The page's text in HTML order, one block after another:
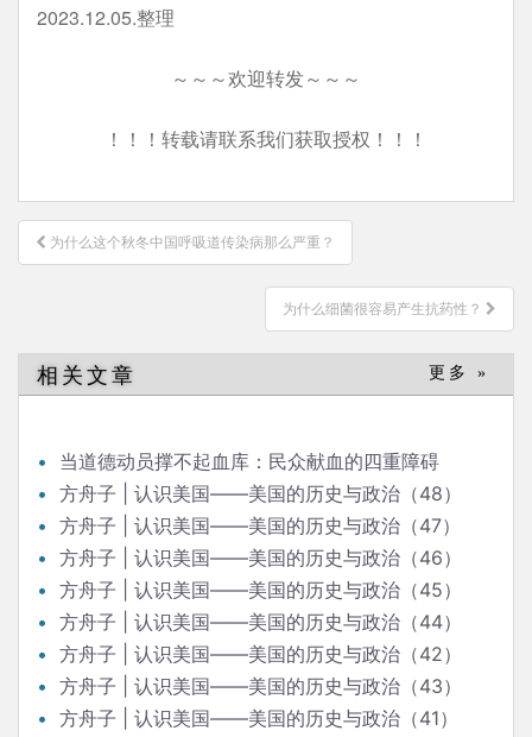
2023.12.05.整理
～～～欢迎转发～～～
！！！转载请联系我们获取授权！！！
文
章
为什么这个秋冬中国呼吸道传染病那么严重？
为什么细菌很容易产生抗药性？
相关文章 更多 »
当道德动员撑不起血库：民众献血的四重障碍
方舟子 | 认识美国——美国的历史与政治（48）
方舟子 | 认识美国——美国的历史与政治（47）
方舟子 | 认识美国——美国的历史与政治（46）
方舟子 | 认识美国——美国的历史与政治（45）
方舟子 | 认识美国——美国的历史与政治（44）
方舟子 | 认识美国——美国的历史与政治（42）
方舟子 | 认识美国——美国的历史与政治（43）
方舟子 | 认识美国——美国的历史与政治（41）